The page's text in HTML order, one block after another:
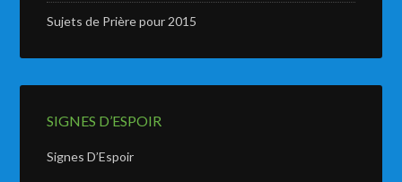
Sujets de Prière pour 2015
SIGNES D’ESPOIR
Signes D’Espoir